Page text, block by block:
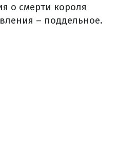
о смерти короля
– поддельное.